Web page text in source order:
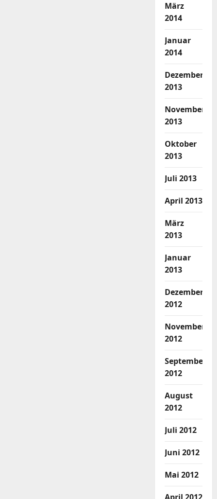
März
2014
Januar
2014
Dezember
2013
November
2013
Oktober
2013
Juli 2013
April 2013
März
2013
Januar
2013
Dezember
2012
November
2012
September
2012
August
2012
Juli 2012
Juni 2012
Mai 2012